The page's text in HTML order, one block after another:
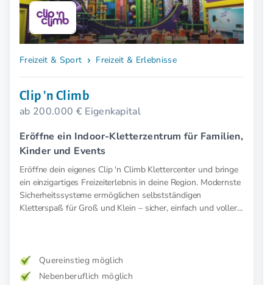
Freizeit & Sport Freizeit & Erlebnisse
Clip 'n Climb
ab 200.000 € Eigenkapital
Eröffne ein Indoor-Kletterzentrum für Familien,
Kinder und Events
Eröffne dein eigenes Clip 'n Climb Klettercenter und bringe
ein einzigartiges Freizeiterlebnis in deine Region. Modernste
Sicherheitssysteme ermöglichen selbstständigen
Kletterspaß für Groß und Klein – sicher, einfach und voller
Quereinstieg möglich
Nebenberuflich möglich